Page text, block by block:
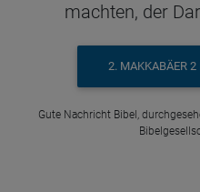
machten, der
2. MAKKABÄER 2
Gute Nachricht Bibel,